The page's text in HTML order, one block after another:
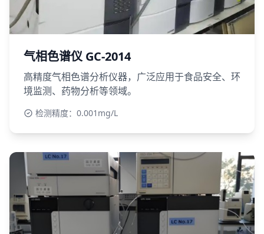
气相色谱仪 GC-2014
高精度气相色谱分析仪器，广泛应用于食品安全、环
境监测、药物分析等领域。
检测精度：0.001mg/L